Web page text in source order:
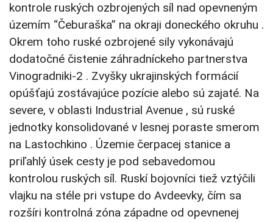
kontrole ruských ozbrojených síl nad opevneným
územím “Čeburaška” na okraji doneckého okruhu .
Okrem toho ruské ozbrojené sily vykonávajú
dodatočné čistenie záhradníckeho partnerstva
Vinogradniki-2 . Zvyšky ukrajinských formácií
opúšťajú zostávajúce pozície alebo sú zajaté. Na
severe, v oblasti Industrial Avenue , sú ruské
jednotky konsolidované v lesnej poraste smerom
na Lastochkino . Územie čerpacej stanice a
priľahlý úsek cesty je pod sebavedomou
kontrolou ruských síl. Ruskí bojovníci tiež vztýčili
vlajku na stéle pri vstupe do Avdeevky, čím sa
rozšíri kontrolná zóna západne od opevnenej